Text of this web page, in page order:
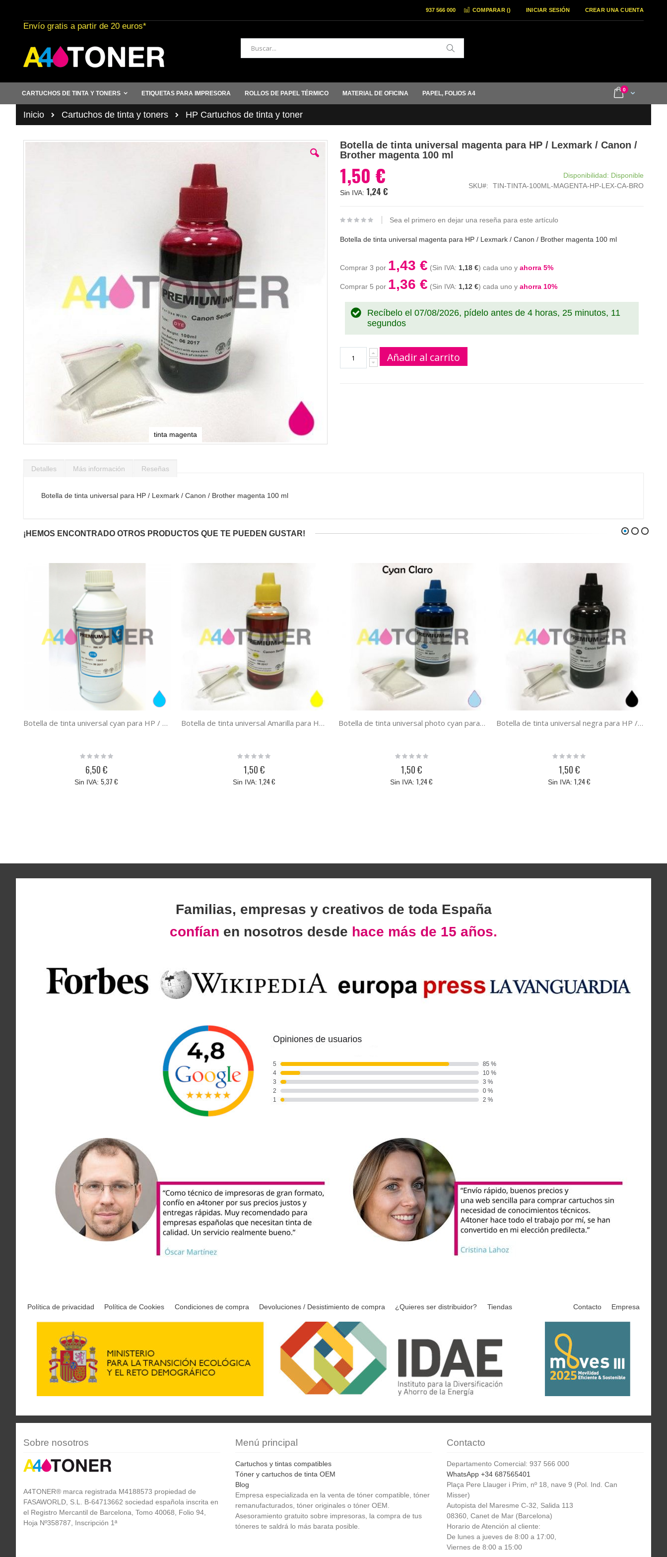
al
contenido
COMPARAR () INICIAR SESIÓN CREAR UNA CUENTA
937 566 000
Envío gratis a partir de 20 euros*
Buscar
Cart
0items
CARTUCHOS DE TINTA Y TONERS ETIQUETAS PARA IMPRESORA ROLLOS DE PAPEL TÉRMICO MATERIAL DE OFICINA PAPEL, FOLIOS A4
Inicio Cartuchos de tinta y toners HP Cartuchos de tinta y toner
Saltar
tinta magenta
comienzo
Botella de tinta universal magenta para HP / Lexmark / Canon /
Brother magenta 100 ml
1,50 €
1,24 €
Disponibilidad: Disponible
SKU
TIN-TINTA-100ML-MAGENTA-HP-LEX-CA-BRO
Sea el primero en dejar una reseña para este artículo
Botella de tinta universal magenta para HP / Lexmark / Canon / Brother magenta 100 ml
Comprar 3 por 1,43 € 1,18 € cada uno y ahorra 5%
Comprar 5 por 1,36 € 1,12 € cada uno y ahorra 10%
Recíbelo el 07/08/2026, pídelo antes de 4 horas, 25 minutos, 10
segundos
Añadir al carrito
Detalles
Botella de tinta universal para HP / Lexmark / Canon / Brother magenta 100 ml
Más información Reseñas
¡HEMOS ENCONTRADO OTROS PRODUCTOS QUE TE PUEDEN GUSTAR!
Botella de tinta universal cyan para HP / Lexmark / Canon / Brother cyan 1000 ml
Rating:
6,50 €
5,37 €
Botella de tinta universal Amarilla para HP / Lexmark / Canon / Brother Amarillo 100 ml
Rating:
1,50 €
1,24 €
Botella de tinta universal photo cyan para HP / Lexmark / Canon / Brother photo cyan 100 ml
Rating:
1,50 €
1,24 €
Botella de tinta universal negra para HP / Lexmark / Canon / Brother negro 100 ml
Rating:
1,50 €
1,24 €
Familias, empresas y creativos de toda España
confían en nosotros desde hace más de 15 años.
Política de privacidad Política de Cookies Condiciones de compra Devoluciones / Desistimiento de compra ¿Quieres ser distribuidor? Tiendas Contacto Empresa
Sobre nosotros
A4TONER® marca registrada M4188573 propiedad de
FASAWORLD, S.L. B-64713662 sociedad española inscrita en
el Registro Mercantil de Barcelona, Tomo 40068, Folio 94,
Hoja Nº358787, Inscripción 1ª
Menú principal
Cartuchos y tintas compatibles
Tóner y cartuchos de tinta OEM
Blog
Empresa especializada en la venta de tóner compatible, tóner
remanufacturados, tóner originales o tóner OEM.
Asesoramiento gratuito sobre impresoras, la compra de tus
tóneres te saldrá lo más barata posible.
Contacto
Departamento Comercial: 937 566 000
WhatsApp +34 687565401
Plaça Pere Llauger i Prim, nº 18, nave 9 (Pol. Ind. Can
Misser)
Autopista del Maresme C-32, Salida 113
08360, Canet de Mar (Barcelona)
Horario de Atención al cliente:
De lunes a jueves de 8:00 a 17:00,
Viernes de 8:00 a 15:00